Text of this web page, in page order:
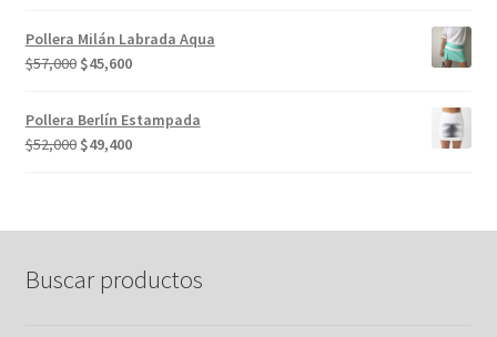
original
era:
$87,000.
actual
es:
Pollera Milán Labrada Aqua
$57,000 El
original
era:
$57,000.
$45,600El
actual
es:
Pollera Berlín Estampada
$52,000 El
$49,400El
Buscar productos